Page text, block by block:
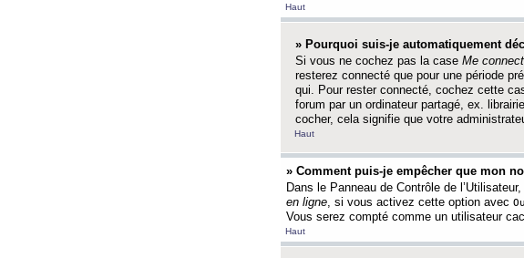
Haut
» Pourquoi suis-je automatiquement
Si vous ne cochez pas la case Me
resterez connecté que pour une période
qui. Pour rester connecté, cochez cette
forum par un ordinateur partagé, ex.
cocher, cela signifie que votre
Haut
» Comment puis-je empêcher que mon
Dans le Panneau de Contrôle de
en ligne, si vous activez cette option avec
Vous serez compté comme un utilisateur
Haut